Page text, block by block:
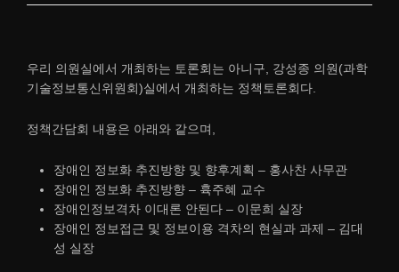
우리 의원실에서 개최하는 토론회는 아니구, 강성종 의원(과학
기술정보통신위원회)실에서 개최하는 정책토론회다.
정책간담회 내용은 아래와 같으며,
장애인 정보화 추진방향 및 향후계획 – 홍사찬 사무관
장애인 정보화 추진방향 – 휵주혜 교수
장애인정보격차 이대론 안된다 – 이문희 실장
장애인 정보접근 및 정보이용 격차의 현실과 과제 – 김대
성 실장